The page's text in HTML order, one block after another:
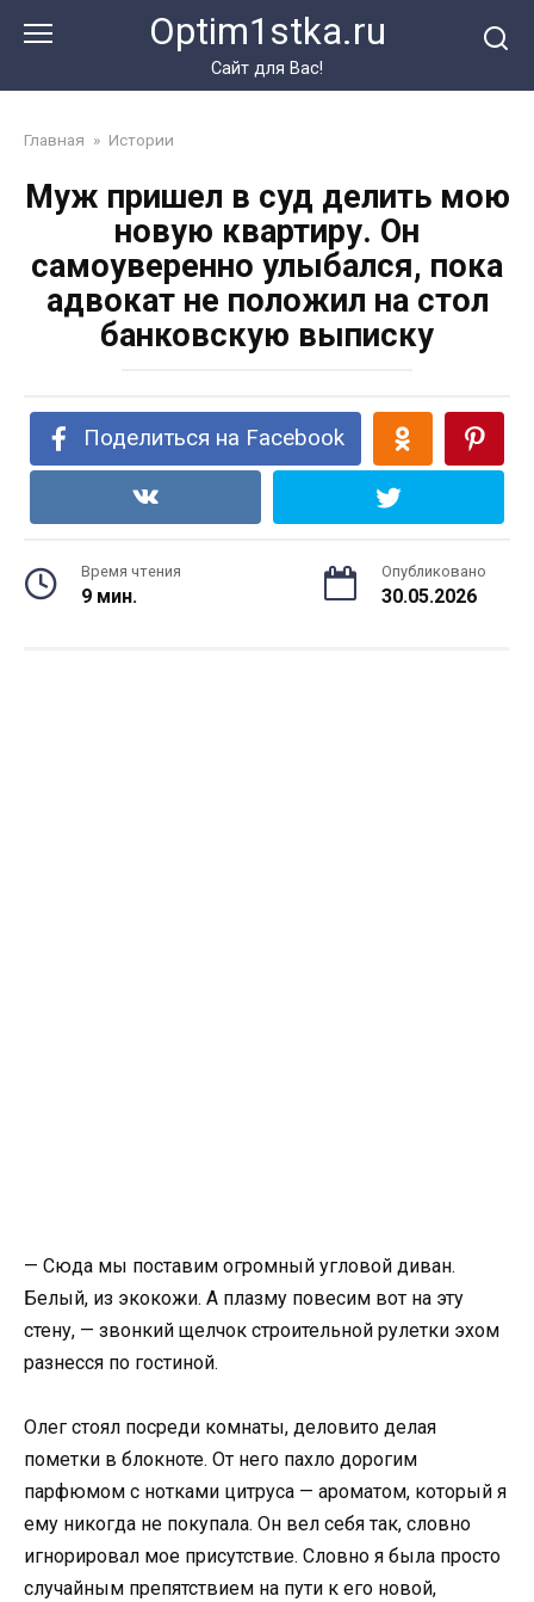
Optim1stka.ru
Сайт для Вас!
Главная » Истории
Муж пришел в суд делить мою
новую квартиру. Он
самоуверенно улыбался, пока
адвокат не положил на стол
банковскую выписку
Поделиться на Facebook
Время чтения
9 мин.
Опубликовано
30.05.2026
— Сюда мы поставим огромный угловой диван.
Белый, из экокожи. А плазму повесим вот на эту
стену, — звонкий щелчок строительной рулетки эхом
разнесся по гостиной.
Олег стоял посреди комнаты, деловито делая
пометки в блокноте. От него пахло дорогим
парфюмом с нотками цитруса — ароматом, который я
ему никогда не покупала. Он вел себя так, словно
игнорировал мое присутствие. Словно я была просто
случайным препятствием на пути к его новой,